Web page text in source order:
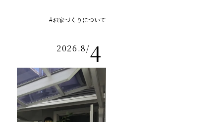
2026.8/4
#お家づくりについて